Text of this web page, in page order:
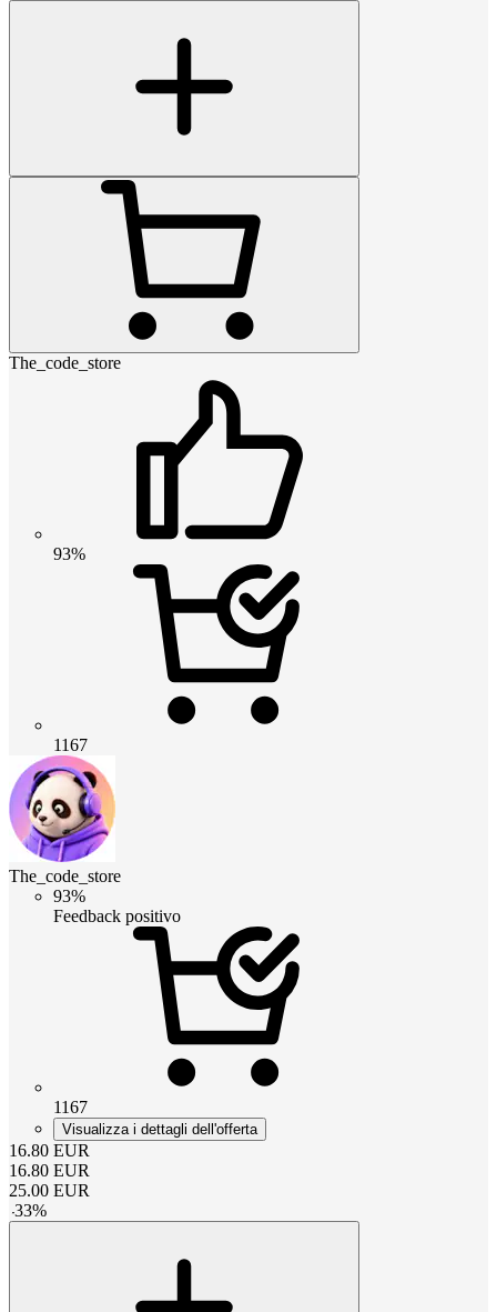
The_code_store
93%
1167
The_code_store
93%
Feedback positivo
1167
Visualizza i dettagli dell'offerta
16.80 EUR
16.80 EUR
25.00 EUR
-33%